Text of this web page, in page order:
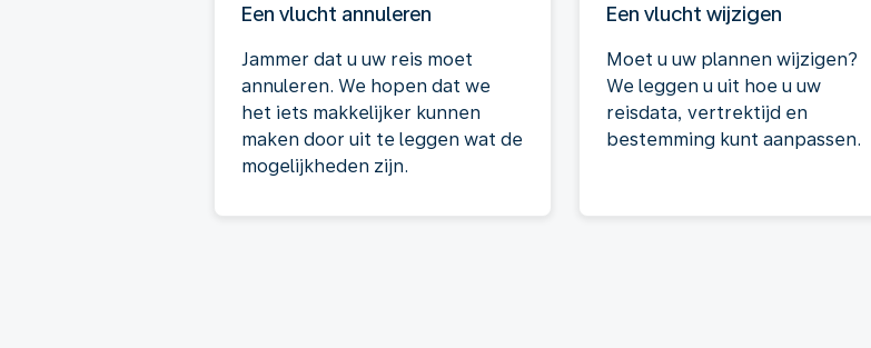
Een vlucht annuleren
Jammer dat u uw reis moet
annuleren. We hopen dat we
het iets makkelijker kunnen
maken door uit te leggen wat de
mogelijkheden zijn.
Een vlucht wijzigen
Moet u uw plannen wijzigen?
We leggen u uit hoe u uw
reisdata, vertrektijd en
bestemming kunt aanpassen.